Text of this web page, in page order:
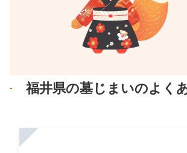
福井県の墓じまいのよく